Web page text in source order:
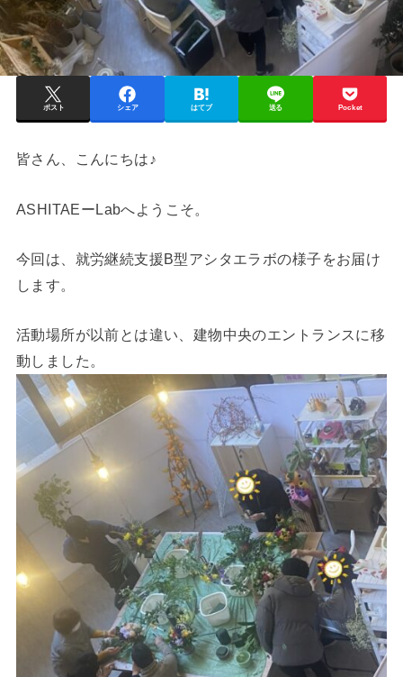
ポスト シェア はてブ 送る Pocket
皆さん、こんにちは♪
ASHITAEーLabへようこそ。
今回は、就労継続支援B型アシタエラボの様子をお届け
します。
活動場所が以前とは違い、建物中央のエントランスに移
動しました。